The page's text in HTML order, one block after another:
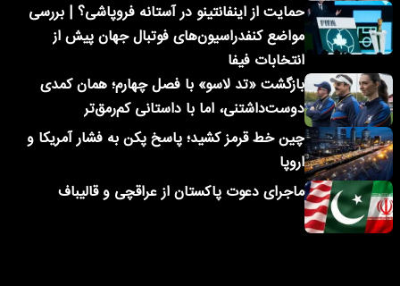
حمایت از اینفانتینو در آستانه فروپاشی؟ | بررسی
مواضع کنفدراسیون‌های فوتبال جهان پیش از
انتخابات فیفا
بازگشت «تد لاسو» با فصل چهارم؛ همان کمدی
دوست‌داشتنی، اما با داستانی کم‌رمق‌تر
چین خط قرمز کشید؛ پاسخ پکن به فشار آمریکا و
اروپا
ماجرای دعوت پاکستان از عراقچی و قالیباف